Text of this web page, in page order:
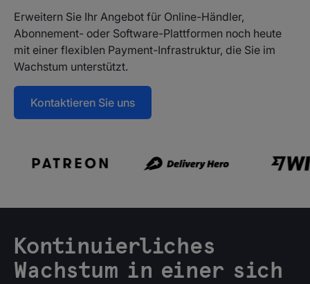
Erweitern Sie Ihr Angebot für Online-Händler,
Abonnement- oder Software-Plattformen noch heute
mit einer flexiblen Payment-Infrastruktur, die Sie im
Wachstum unterstützt.
Kontaktieren Sie uns
Kontinuierliches
Wachstum in einer sich